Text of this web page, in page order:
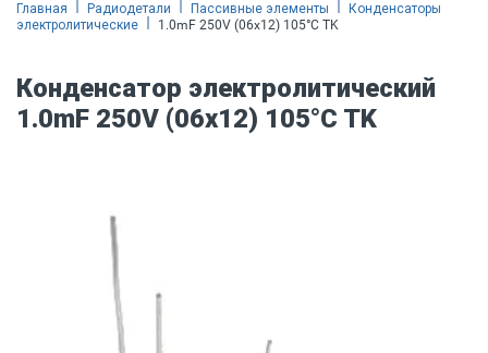
Главная Радиодетали Пассивные элементы
Конденсаторы
электролитические
1.0mF 250V (06x12) 105°C TK
Конденсатор электролитический
1.0mF 250V (06x12) 105°C TK